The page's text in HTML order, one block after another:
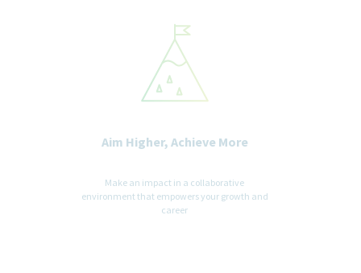
Aim Higher, Achieve More
Make an impact in a collaborative
environment that empowers your growth and
career